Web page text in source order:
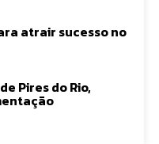
atrair sucesso no
Pires do Rio,